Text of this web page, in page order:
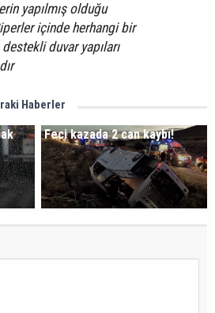
yapılmış olduğu
içinde herhangi bir
duvar yapıları
Haberler
Feci kazada 2 can kaybı!